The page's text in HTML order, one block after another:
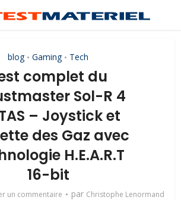
blog • Gaming • Tech
complet du
Sol-R 4
– Joystick et
des Gaz avec
H.E.A.R.T
16-bit
un commentaire par Christophe Lenormand